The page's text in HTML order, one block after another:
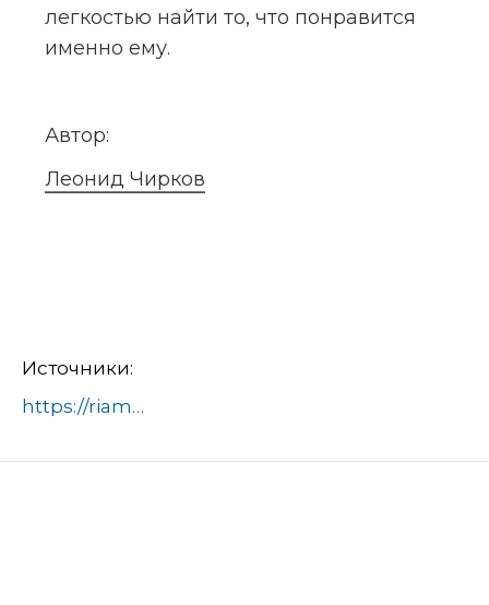
легкостью найти то, что понравится
именно ему.
Автор:
Леонид Чирков
Источники:
https://riamo.ru/news/sport/v-parkah-balashihi-provedut-begovye-trenirovki-i-ofp-na-nedele/